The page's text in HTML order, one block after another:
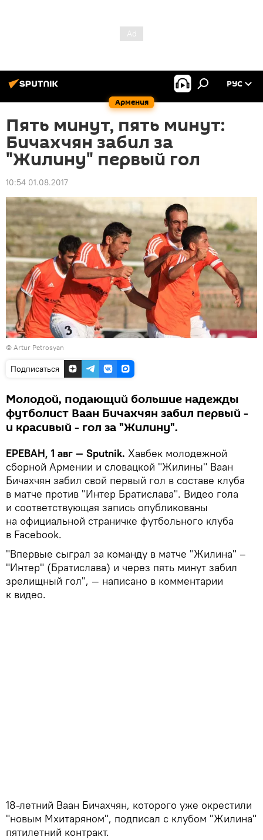
Армения
РУС
Пять минут, пять минут:
Бичахчян забил за
"Жилину" первый гол
10:54 01.08.2017
© Artur Petrosyan
Подписаться
Молодой, подающий большие надежды
футболист Ваан Бичахчян забил первый -
и красивый - гол за "Жилину".
ЕРЕВАН, 1 авг — Sputnik. Хавбек молодежной
сборной Армении и словацкой "Жилины" Ваан
Бичахчян забил свой первый гол в составе клуба
в матче против "Интер Братислава". Видео гола
и соответствующая запись опубликованы
на официальной страничке футбольного клуба
в Facebook.
"Впервые сыграл за команду в матче "Жилина" –
"Интер" (Братислава) и через пять минут забил
зрелищный гол", — написано в комментарии
к видео.
18-летний Ваан Бичахчян, которого уже окрестили
"новым Мхитаряном", подписал с клубом "Жилина"
пятилетний контракт.